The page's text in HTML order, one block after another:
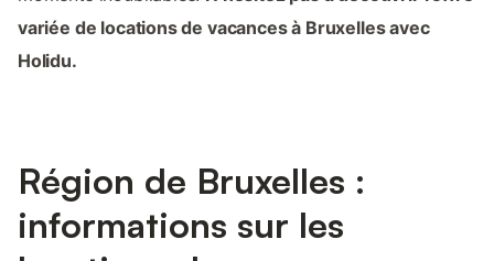
variée de locations de vacances à Bruxelles avec
Holidu.
Région de Bruxelles :
informations sur les